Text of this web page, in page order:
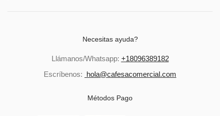
Necesitas ayuda?
Llámanos/Whatsapp: +18096389182
Escríbenos: hola@cafesacomercial.com
Métodos Pago